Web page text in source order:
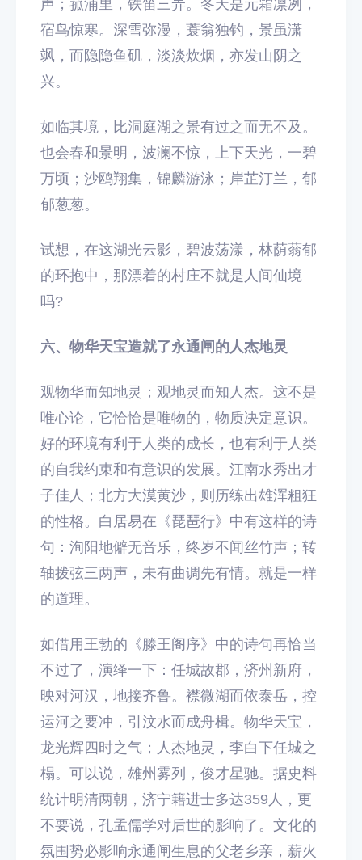
声；菰浦里，铁笛三弄。冬天是元霜凛冽，
宿鸟惊寒。深雪弥漫，蓑翁独钓，景虽潇
飒，而隐隐鱼矶，淡淡炊烟，亦发山阴之
兴。
如临其境，比洞庭湖之景有过之而无不及。
也会春和景明，波澜不惊，上下天光，一碧
万顷；沙鸥翔集，锦麟游泳；岸芷汀兰，郁
郁葱葱。
试想，在这湖光云影，碧波荡漾，林荫蓊郁
的环抱中，那漂着的村庄不就是人间仙境
吗?
六、物华天宝造就了永通闸的人杰地灵
观物华而知地灵；观地灵而知人杰。这不是
唯心论，它恰恰是唯物的，物质决定意识。
好的环境有利于人类的成长，也有利于人类
的自我约束和有意识的发展。江南水秀出才
子佳人；北方大漠黄沙，则历练出雄浑粗狂
的性格。白居易在《琵琶行》中有这样的诗
句：洵阳地僻无音乐，终岁不闻丝竹声；转
轴拨弦三两声，未有曲调先有情。就是一样
的道理。
如借用王勃的《滕王阁序》中的诗句再恰当
不过了，演绎一下：任城故郡，济州新府，
映对河汉，地接齐鲁。襟微湖而依泰岳，控
运河之要冲，引汶水而成舟楫。物华天宝，
龙光辉四时之气；人杰地灵，李白下任城之
榻。可以说，雄州雾列，俊才星驰。据史料
统计明清两朝，济宁籍进士多达359人，更
不要说，孔孟儒学对后世的影响了。文化的
氛围势必影响永通闸生息的父老乡亲，薪火